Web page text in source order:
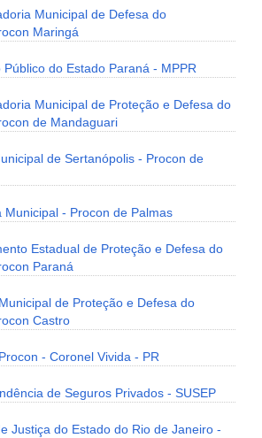
Municipal de Defesa do
Maringá
Público do Estado Paraná - MPPR
Municipal de Proteção e Defesa do
de Mandaguari
de Sertanópolis - Procon de
Municipal - Procon de Palmas
Estadual de Proteção e Defesa do
Paraná
de Proteção e Defesa do
Castro
- Coronel Vivida - PR
de Seguros Privados - SUSEP
Justiça do Estado do Rio de Janeiro -